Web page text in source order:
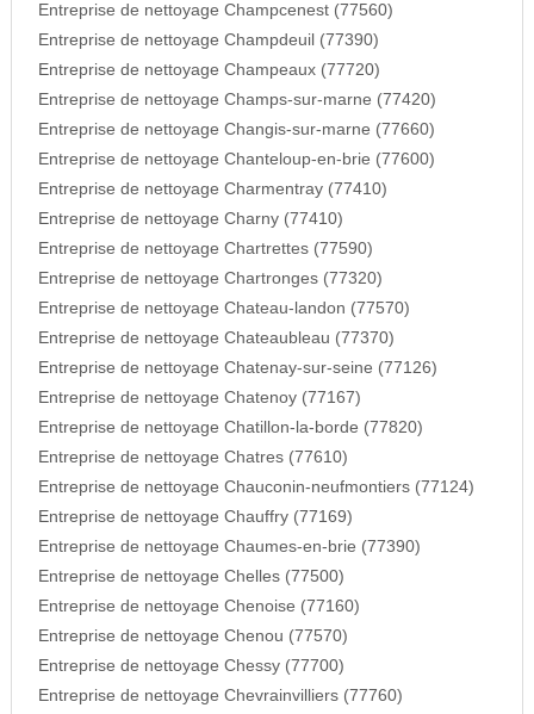
Entreprise de nettoyage Champcenest (77560)
Entreprise de nettoyage Champdeuil (77390)
Entreprise de nettoyage Champeaux (77720)
Entreprise de nettoyage Champs-sur-marne (77420)
Entreprise de nettoyage Changis-sur-marne (77660)
Entreprise de nettoyage Chanteloup-en-brie (77600)
Entreprise de nettoyage Charmentray (77410)
Entreprise de nettoyage Charny (77410)
Entreprise de nettoyage Chartrettes (77590)
Entreprise de nettoyage Chartronges (77320)
Entreprise de nettoyage Chateau-landon (77570)
Entreprise de nettoyage Chateaubleau (77370)
Entreprise de nettoyage Chatenay-sur-seine (77126)
Entreprise de nettoyage Chatenoy (77167)
Entreprise de nettoyage Chatillon-la-borde (77820)
Entreprise de nettoyage Chatres (77610)
Entreprise de nettoyage Chauconin-neufmontiers (77124)
Entreprise de nettoyage Chauffry (77169)
Entreprise de nettoyage Chaumes-en-brie (77390)
Entreprise de nettoyage Chelles (77500)
Entreprise de nettoyage Chenoise (77160)
Entreprise de nettoyage Chenou (77570)
Entreprise de nettoyage Chessy (77700)
Entreprise de nettoyage Chevrainvilliers (77760)